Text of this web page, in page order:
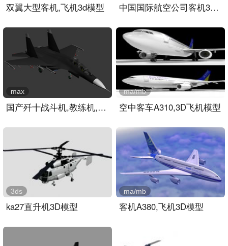
双翼大型客机,飞机3d模型 中国国际航空公司客机3D模..
国产歼十战斗机,教练机,飞..
max
空中客车A310,3D飞机模型
ma/mb
ka27直升机3D模型
3ds
客机A380,飞机3D模型
ma/mb